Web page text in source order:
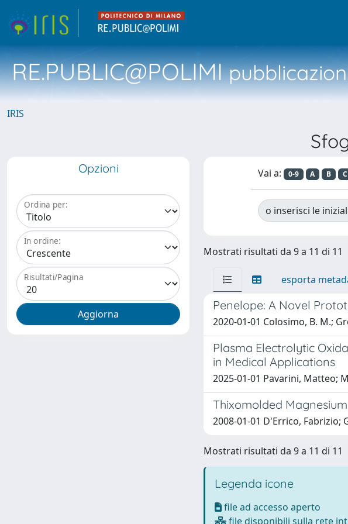
RE.PUBLIC@POLIMI
IRIS
Opzioni
Ordina per:
In ordine:
Risultati/Pagina
Vai a: 0-9 A B C
o inserisci le
Mostrati risultati da 9 a 11 di 11
esporta
Penelope: A Novel
2020-01-01 Colosimo, B. M.;
Plasma Electrolytic
in Medical Applications
2025-01-01 Pavarini, Matteo;
Thixomolded
2008-01-01 D'Errico, Fabrizio;
Mostrati risultati da 9 a 11 di 11
Legenda icone
file ad accesso aperto
file disponibili sulla rete